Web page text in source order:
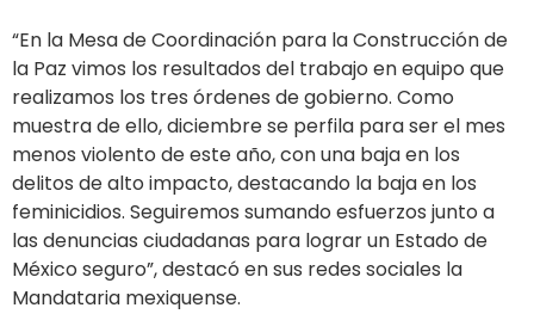
“En la Mesa de Coordinación para la Construcción de
la Paz vimos los resultados del trabajo en equipo que
realizamos los tres órdenes de gobierno. Como
muestra de ello, diciembre se perfila para ser el mes
menos violento de este año, con una baja en los
delitos de alto impacto, destacando la baja en los
feminicidios. Seguiremos sumando esfuerzos junto a
las denuncias ciudadanas para lograr un Estado de
México seguro”, destacó en sus redes sociales la
Mandataria mexiquense.